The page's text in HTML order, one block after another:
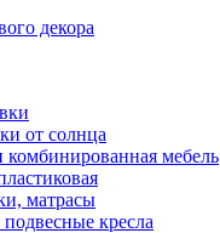
декора
от солнца
комбинированная мебель
матрасы
кресла